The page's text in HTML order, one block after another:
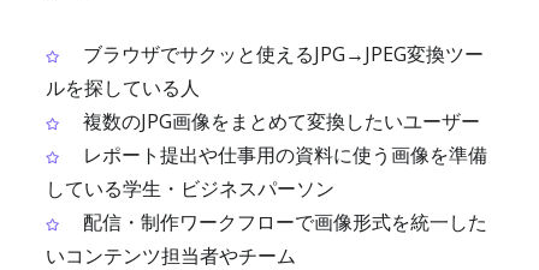
ブラウザでサクッと使えるJPG→JPEG変換ツー
ルを探している人
複数のJPG画像をまとめて変換したいユーザー
レポート提出や仕事用の資料に使う画像を準備
している学生・ビジネスパーソン
配信・制作ワークフローで画像形式を統一した
いコンテンツ担当者やチーム